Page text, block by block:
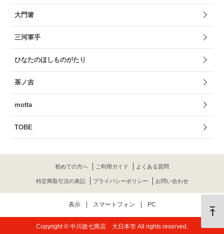
大門箸
三河軍手
ひなたのほしものがたり
茶ノ吉
motta
TOBE
初めての方へ ご利用ガイド よくある質問
特定商取引法の表記 プライバシーポリシー お問い合わせ
表示 スマートフォン PC
Copyright © 中川政七商店 大日本市 All rights reserved.